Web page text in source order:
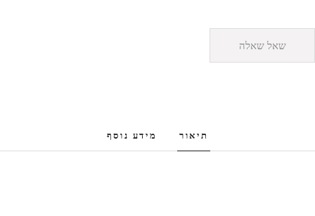
שאל שאלה
תיאור מידע נוסף